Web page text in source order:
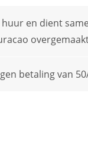
en dient
betaling van